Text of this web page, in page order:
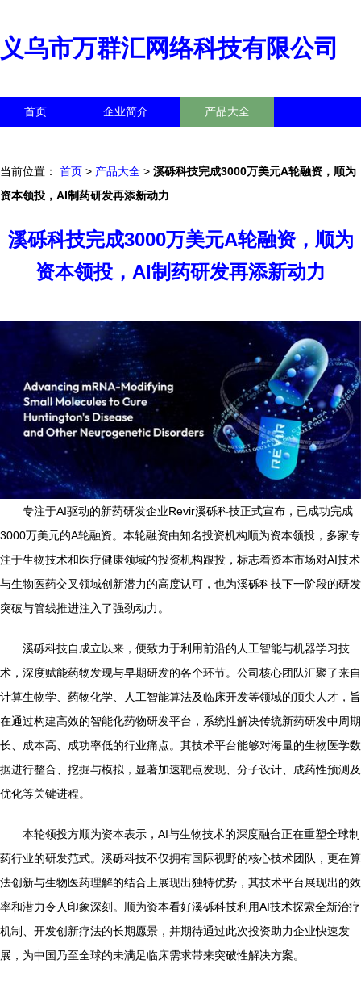
义乌市万群汇网络科技有限公司
首页 企业简介 产品大全
当前位置： 首页 > 产品大全 > 溪砾科技完成3000万美元A轮融资，顺为
资本领投，AI制药研发再添新动力
溪砾科技完成3000万美元A轮融资，顺为
资本领投，AI制药研发再添新动力
专注于AI驱动的新药研发企业Revir溪砾科技正式宣布，已成功完成
3000万美元的A轮融资。本轮融资由知名投资机构顺为资本领投，多家专
注于生物技术和医疗健康领域的投资机构跟投，标志着资本市场对AI技术
与生物医药交叉领域创新潜力的高度认可，也为溪砾科技下一阶段的研发
突破与管线推进注入了强劲动力。
溪砾科技自成立以来，便致力于利用前沿的人工智能与机器学习技
术，深度赋能药物发现与早期研发的各个环节。公司核心团队汇聚了来自
计算生物学、药物化学、人工智能算法及临床开发等领域的顶尖人才，旨
在通过构建高效的智能化药物研发平台，系统性解决传统新药研发中周期
长、成本高、成功率低的行业痛点。其技术平台能够对海量的生物医学数
据进行整合、挖掘与模拟，显著加速靶点发现、分子设计、成药性预测及
优化等关键进程。
本轮领投方顺为资本表示，AI与生物技术的深度融合正在重塑全球制
药行业的研发范式。溪砾科技不仅拥有国际视野的核心技术团队，更在算
法创新与生物医药理解的结合上展现出独特优势，其技术平台展现出的效
率和潜力令人印象深刻。顺为资本看好溪砾科技利用AI技术探索全新治疗
机制、开发创新疗法的长期愿景，并期待通过此次投资助力企业快速发
展，为中国乃至全球的未满足临床需求带来突破性解决方案。